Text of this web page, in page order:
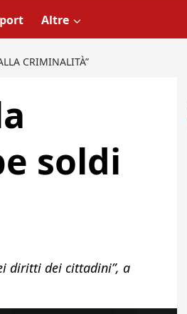
Altre
CRIMINALITÀ”
soldi
diritti dei cittadini”, a